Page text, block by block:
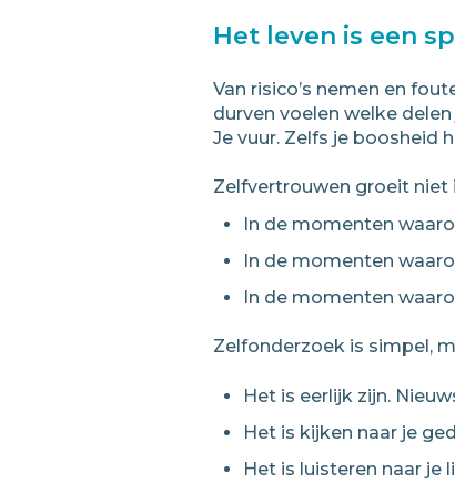
Het leven is een
Van risico’s nemen en
durven voelen welke
Je vuur. Zelfs je boosheid
Zelfvertrouwen groeit niet
In de momenten
In de momenten
In de momenten
Zelfonderzoek is simpel,
Het is eerlijk zijn.
Het is kijken naar je
Het is luisteren naar je